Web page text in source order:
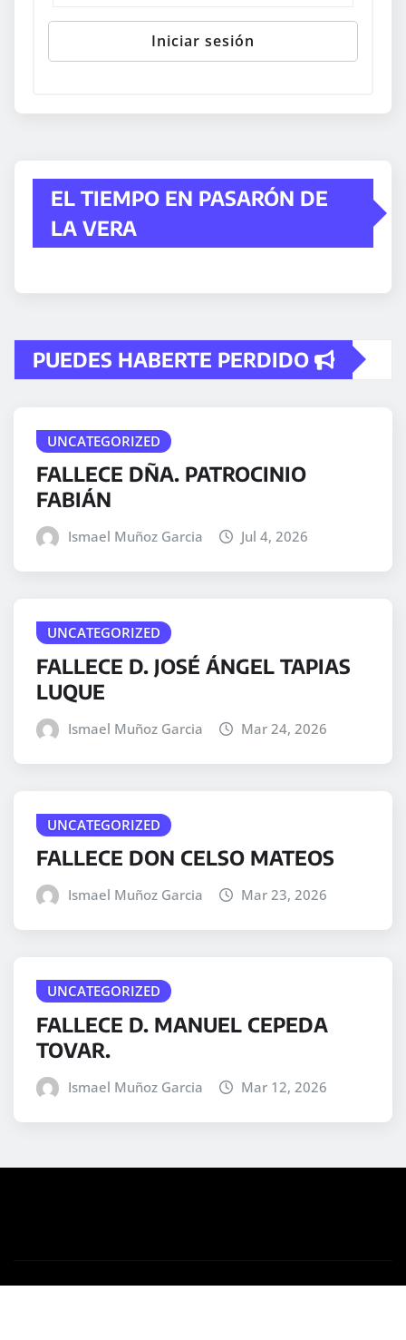
EL TIEMPO EN PASARÓN DE
LA VERA
PUEDES HABERTE PERDIDO
UNCATEGORIZED
FALLECE DÑA. PATROCINIO
FABIÁN
Ismael Muñoz Garcia Jul 4, 2026
UNCATEGORIZED
FALLECE D. JOSÉ ÁNGEL TAPIAS
LUQUE
Ismael Muñoz Garcia Mar 24, 2026
UNCATEGORIZED
FALLECE DON CELSO MATEOS
Ismael Muñoz Garcia Mar 23, 2026
UNCATEGORIZED
FALLECE D. MANUEL CEPEDA
TOVAR.
Ismael Muñoz Garcia Mar 12, 2026